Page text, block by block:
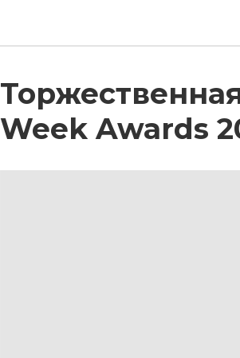
Week Awards